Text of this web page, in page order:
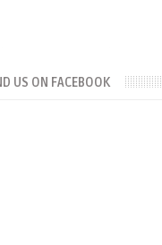
US ON FACEBOOK